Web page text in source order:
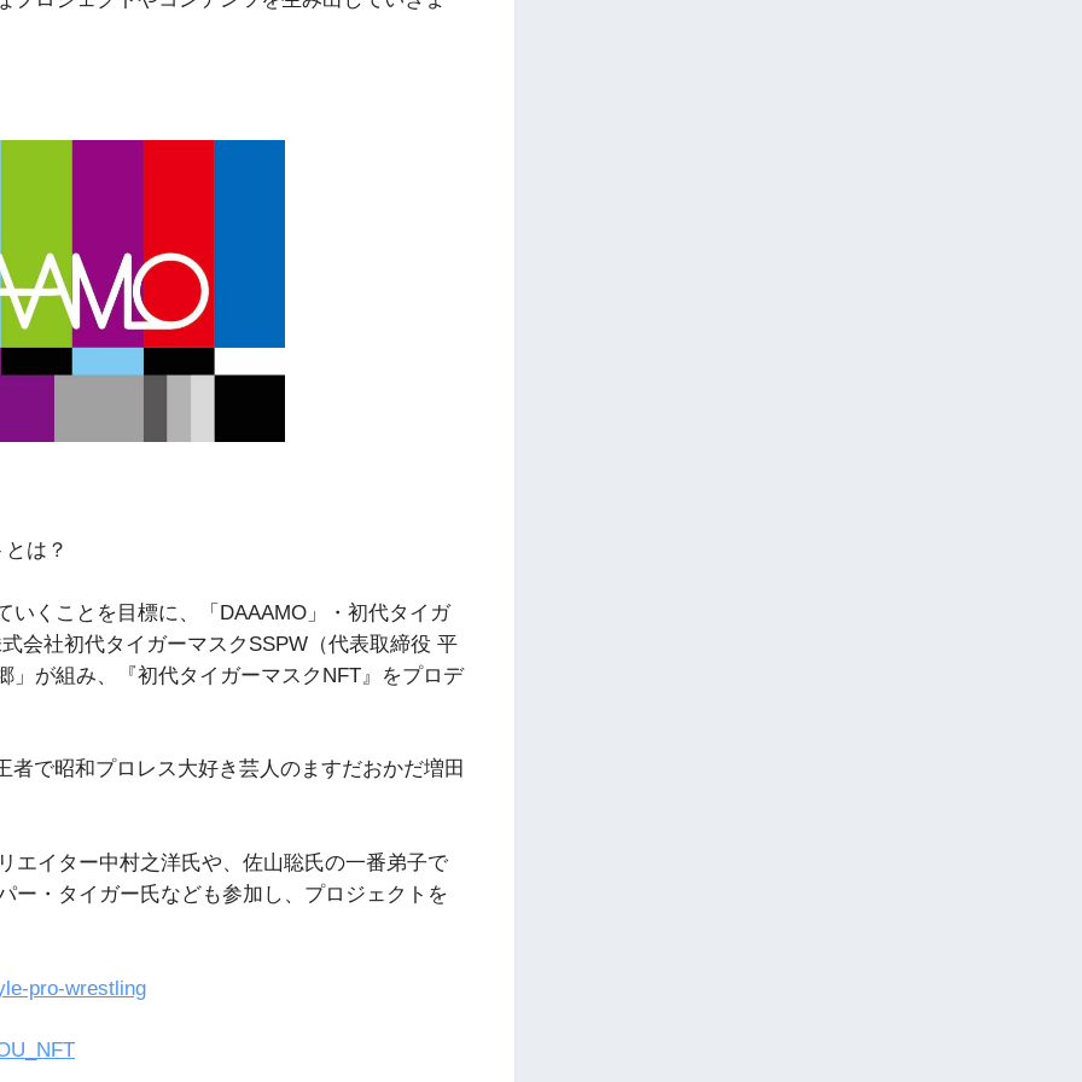
は？
いくことを目標に、「DAAAMO」・初代タイガ
会社初代タイガーマスクSSPW（代表取締役 平
」が組み、『初代タイガーマスクNFT』をプロデ
で昭和プロレス大好き芸人のますだおかだ増田
エイター中村之洋氏や、佐山聡氏の一番弟子で
ー・タイガー氏なども参加し、プロジェクトを
pro-wrestling